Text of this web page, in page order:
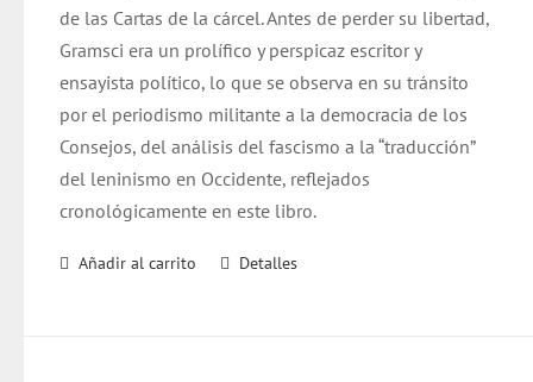
de las Cartas de la cárcel. Antes de perder su libertad,
Gramsci era un prolífico y perspicaz escritor y
ensayista político, lo que se observa en su tránsito
por el periodismo militante a la democracia de los
Consejos, del análisis del fascismo a la “traducción”
del leninismo en Occidente, reflejados
cronológicamente en este libro.
Añadir al carrito Detalles